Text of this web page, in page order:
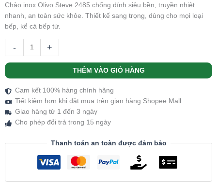
Chảo inox Olivo Steve 2485 chống dính siêu bền, truyền nhiệt
nhanh, an toàn sức khỏe. Thiết kế sang trọng, dùng cho mọi loại
bếp, kể cả bếp từ.
- +
THÊM VÀO GIỎ HÀNG
Cam kết 100% hàng chính hãng
Tiết kiệm hơn khi đặt mua trên gian hàng Shopee Mall
Giao hàng từ 1 đến 3 ngày
Cho phép đổi trả trong 15 ngày
Thanh toán an toàn được đảm bảo